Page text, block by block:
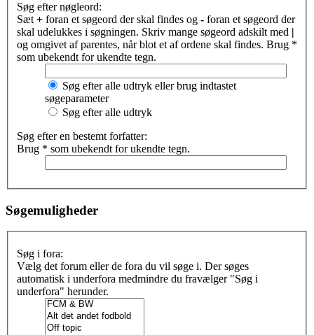
Søg efter nøgleord:
Sæt + foran et søgeord der skal findes og - foran et søgeord der
skal udelukkes i søgningen. Skriv mange søgeord adskilt med |
og omgivet af parentes, når blot et af ordene skal findes. Brug *
som ubekendt for ukendte tegn.
Søg efter alle udtryk eller brug indtastet
søgeparameter
Søg efter alle udtryk
Søg efter en bestemt forfatter:
Brug * som ubekendt for ukendte tegn.
Søgemuligheder
Søg i fora:
Vælg det forum eller de fora du vil søge i. Der søges
automatisk i underfora medmindre du fravælger "Søg i
underfora" herunder.